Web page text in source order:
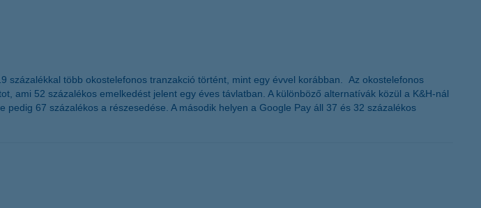
százalékkal több okostelefonos tranzakció történt, mint egy évvel korábban. Az okostelefonos
ami 52 százalékos emelkedést jelent egy éves távlatban. A különböző alternatívák közül a K&H-nál
67 százalékos a részesedése. A második helyen a Google Pay áll 37 és 32 százalékos